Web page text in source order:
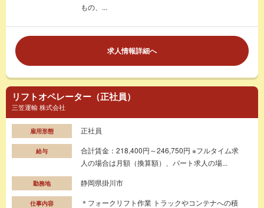
もの、...
求人情報詳細へ
リフトオペレーター（正社員）
三笠運輸 株式会社
雇用形態 正社員
給与
合計賃金：218,400円～246,750円 ※フルタイム求
人の場合は月額（換算額）、パート求人の場...
勤務地 静岡県掛川市
仕事内容
＊フォークリフト作業 トラックやコンテナへの積